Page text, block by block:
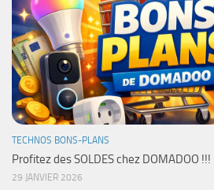
TECHNOS BONS-PLANS
Profitez des SOLDES chez DOMADOO !!!
29 JANVIER 2026